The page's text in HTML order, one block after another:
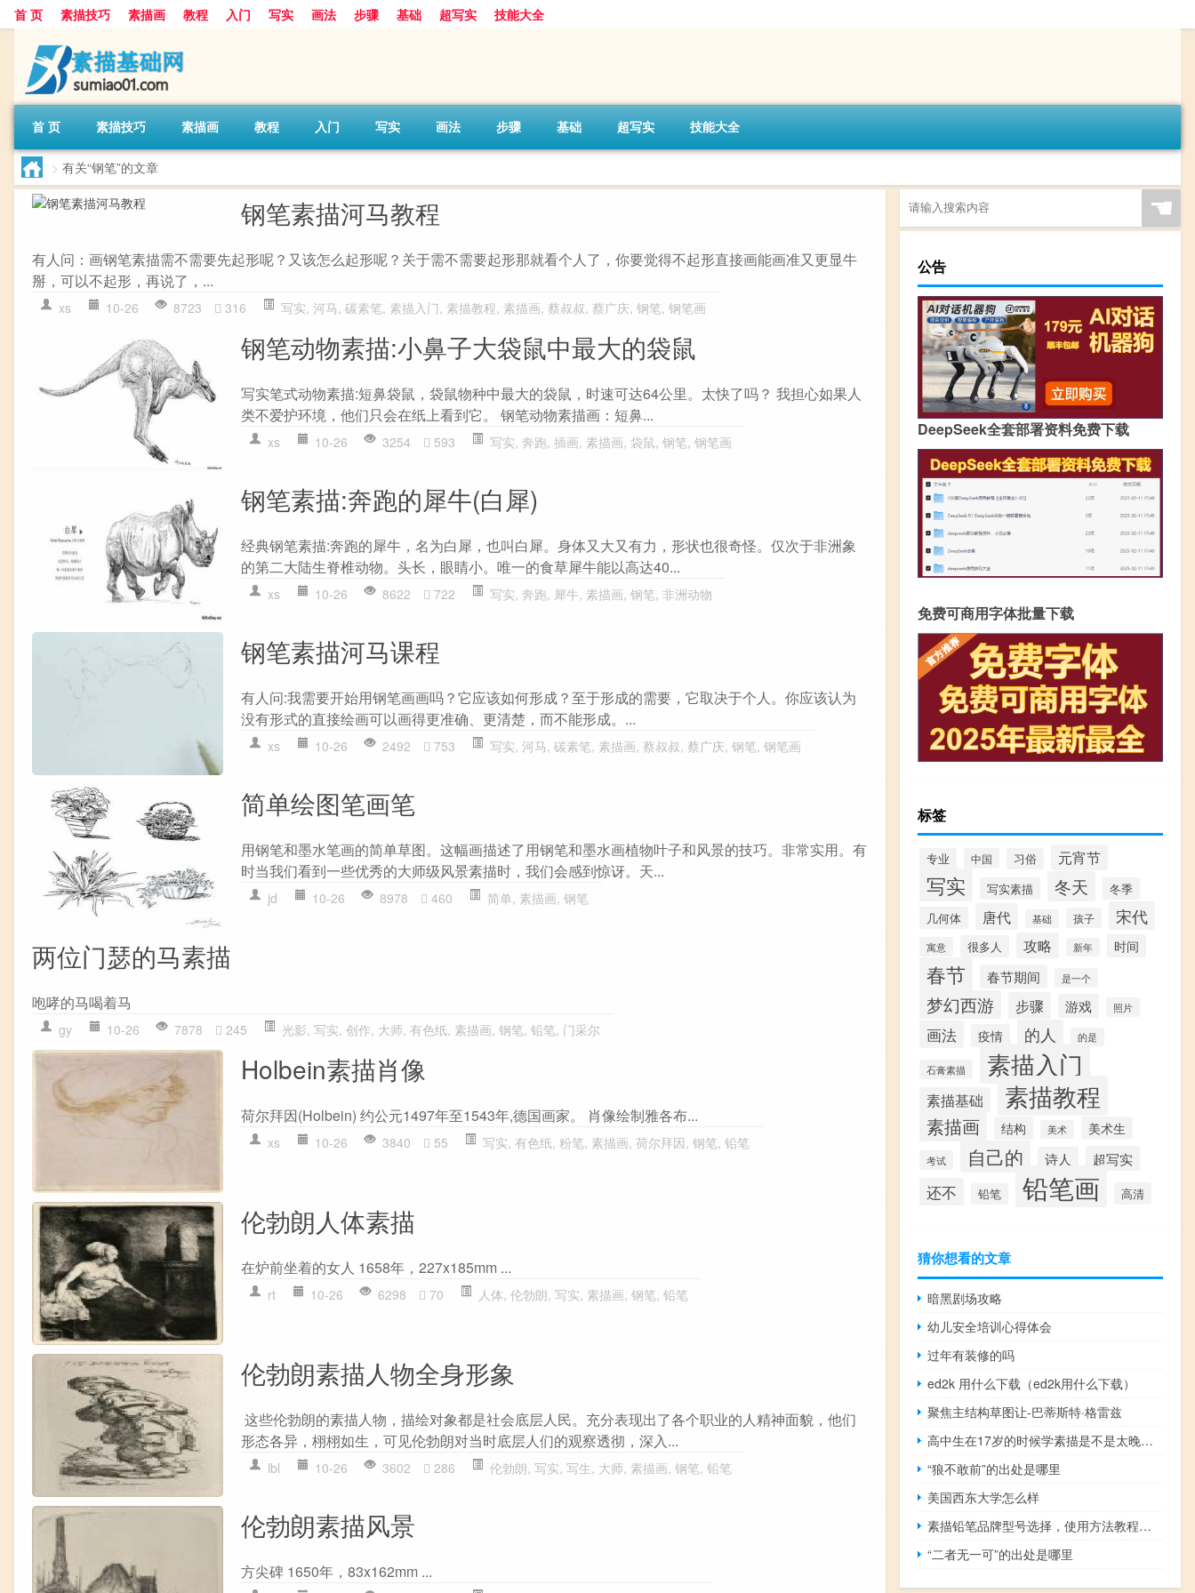
首 页 素描技巧 素描画 教程 入门 写实 画法 步骤 基础 超写实 技能大全
首 页 素描技巧 素描画 教程 入门 写实 画法 步骤 基础 超写实 技能大全
> 有关“钢笔”的文章
钢笔素描河马教程
有人问：画钢笔素描需不需要先起形呢？又该怎么起形呢？关于需不需要起形那就看个人了，你要觉得不起形直接画能画准又更显牛
掰，可以不起形，再说了，...
xs 10-26 8723 316 写实, 河马, 碳素笔, 素描入门, 素描教程, 素描画, 蔡叔叔, 蔡广庆, 钢笔, 钢笔画
钢笔动物素描:小鼻子大袋鼠中最大的袋鼠
写实笔式动物素描:短鼻袋鼠，袋鼠物种中最大的袋鼠，时速可达64公里。太快了吗？ 我担心如果人
类不爱护环境，他们只会在纸上看到它。 钢笔动物素描画：短鼻...
xs 10-26 3254 593 写实, 奔跑, 插画, 素描画, 袋鼠, 钢笔, 钢笔画
钢笔素描:奔跑的犀牛(白犀)
经典钢笔素描:奔跑的犀牛，名为白犀，也叫白犀。身体又大又有力，形状也很奇怪。仅次于非洲象
的第二大陆生脊椎动物。头长，眼睛小。唯一的食草犀牛能以高达40...
xs 10-26 8622 722 写实, 奔跑, 犀牛, 素描画, 钢笔, 非洲动物
钢笔素描河马课程
有人问:我需要开始用钢笔画画吗？它应该如何形成？至于形成的需要，它取决于个人。你应该认为
没有形式的直接绘画可以画得更准确、更清楚，而不能形成。...
xs 10-26 2492 753 写实, 河马, 碳素笔, 素描画, 蔡叔叔, 蔡广庆, 钢笔, 钢笔画
简单绘图笔画笔
用钢笔和墨水笔画的简单草图。这幅画描述了用钢笔和墨水画植物叶子和风景的技巧。非常实用。有
时当我们看到一些优秀的大师级风景素描时，我们会感到惊讶。天...
jd 10-26 8978 460 简单, 素描画, 钢笔
两位门瑟的马素描
咆哮的马喝着马
gy 10-26 7878 245 光影, 写实, 创作, 大师, 有色纸, 素描画, 钢笔, 铅笔, 门采尔
Holbein素描肖像
荷尔拜因(Holbein) 约公元1497年至1543年,德国画家。 肖像绘制雅各布...
xs 10-26 3840 55 写实, 有色纸, 粉笔, 素描画, 荷尔拜因, 钢笔, 铅笔
伦勃朗人体素描
在炉前坐着的女人 1658年，227x185mm ...
rt 10-26 6298 70 人体, 伦勃朗, 写实, 素描画, 钢笔, 铅笔
伦勃朗素描人物全身形象
这些伦勃朗的素描人物，描绘对象都是社会底层人民。充分表现出了各个职业的人精神面貌，他们
形态各异，栩栩如生，可见伦勃朗对当时底层人们的观察透彻，深入...
lbl 10-26 3602 286 伦勃朗, 写实, 写生, 大师, 素描画, 钢笔, 铅笔
伦勃朗素描风景
方尖碑 1650年，83x162mm ...
☚
公告
DeepSeek全套部署资料免费下载
免费可商用字体批量下载
标签
专业 中国 习俗 元宵节
写实 写实素描 冬天
冬季
几何体
唐代 基础 孩子 宋代
寓意 很多人 攻略 新年 时间
春节 春节期间 是一个
梦幻西游 步骤 游戏 照片
画法 疫情 的人 的是
石膏素描 素描入门
素描基础 素描教程
素描画 结构 美术 美术生
考试 自己的 诗人 超写实
还不 铅笔 铅笔画 高清
猜你想看的文章
暗黑剧场攻略
幼儿安全培训心得体会
过年有装修的吗
ed2k 用什么下载（ed2k用什么下载）
聚焦主结构草图让-巴蒂斯特·格雷兹
高中生在17岁的时候学素描是不是太晚了？
“狼不敢前”的出处是哪里
美国西东大学怎么样
素描铅笔品牌型号选择，使用方法教程介绍
“二者无一可”的出处是哪里